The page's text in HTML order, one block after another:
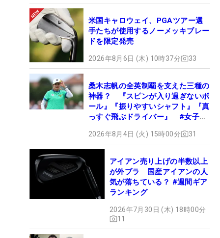
米国キャロウェイ、PGAツアー選
手たちが使用するノーメッキブレー
ドを限定発売
2026年8月6日 (木) 10時37分 33
桑木志帆の全英制覇を支えた三種の
神器？ 『スピンが入り過ぎないボ
ール』『振りやすいシャフト』『真
っすぐ飛ぶドライバー』 #女子プ
2026年8月4日 (火) 15時00分 31
アイアン売り上げの半数以上
が外ブラ 国産アイアンの人
気が落ちている？ #週間ギア
ランキング
2026年7月30日 (木) 18時00分
11